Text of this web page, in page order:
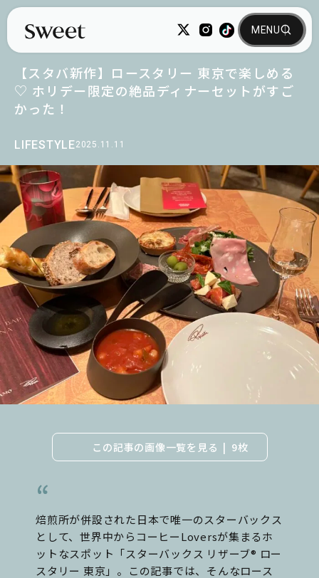
LIFESTYLE2025.11.11
【スタバ新作】ロースタリー 東京で楽しめる
♡ ホリデー限定の絶品ディナーセットがすご
かった！
この記事の画像一覧を見る 9枚
焙煎所が併設された日本で唯一のスターバックス
として、世界中からコーヒーLoversが集まるホ
ットなスポット「スターバックス リザーブ® ロー
スタリー 東京」。この記事では、そんなロース